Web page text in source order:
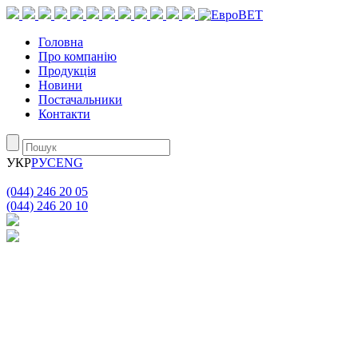
Головна
Про компанію
Продукція
Новини
Постачальники
Контакти
УКРРУСENG
(044) 246 20 05
(044) 246 20 10